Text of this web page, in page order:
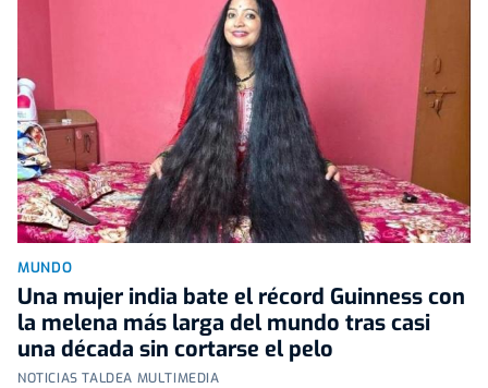
MUNDO
Una mujer india bate el récord Guinness con
la melena más larga del mundo tras casi
una década sin cortarse el pelo
NOTICIAS TALDEA MULTIMEDIA